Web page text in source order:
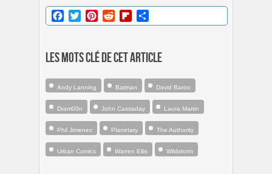
Facebook
TwitterPinterestRedditFlipboard
Les mots clé de cet article
Andy Lanning Batman David Baron
Dram00n John Cassaday Laura Martin
Phil Jimenez Planetary The Authority
Urban Comics Warren Ellis Wildstorm